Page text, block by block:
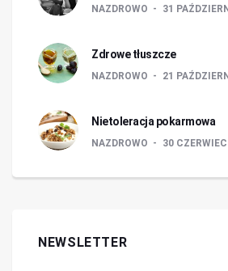
NAZDROWO 31
Zdrowe tłuszcze
NAZDROWO 21
Nietoleracja pokarmowa
NAZDROWO 30
NEWSLETTER